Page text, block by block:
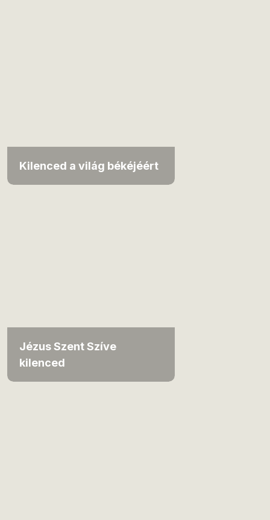
Kilenced a világ békéjéért
Jézus Szent Szíve
kilenced